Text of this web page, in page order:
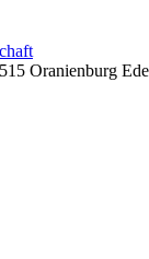
Oranienburg